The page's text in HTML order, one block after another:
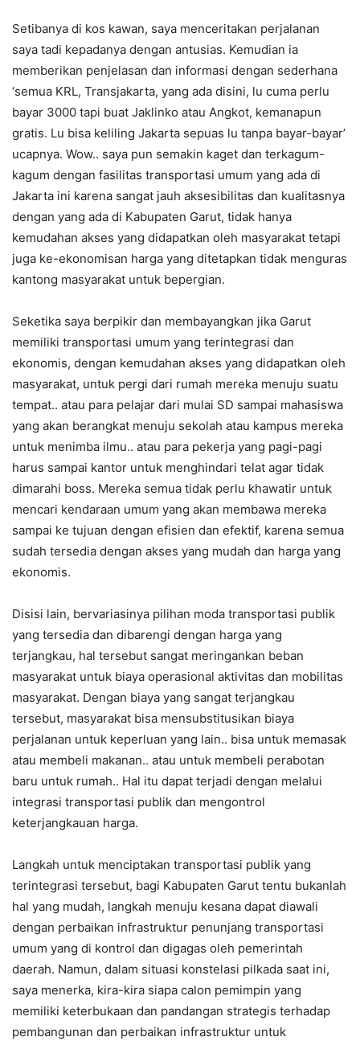
Setibanya di kos kawan, saya menceritakan perjalanan
saya tadi kepadanya dengan antusias. Kemudian ia
memberikan penjelasan dan informasi dengan sederhana
‘semua KRL, Transjakarta, yang ada disini, lu cuma perlu
bayar 3000 tapi buat Jaklinko atau Angkot, kemanapun
gratis. Lu bisa keliling Jakarta sepuas lu tanpa bayar-bayar’
ucapnya. Wow.. saya pun semakin kaget dan terkagum-
kagum dengan fasilitas transportasi umum yang ada di
Jakarta ini karena sangat jauh aksesibilitas dan kualitasnya
dengan yang ada di Kabupaten Garut, tidak hanya
kemudahan akses yang didapatkan oleh masyarakat tetapi
juga ke-ekonomisan harga yang ditetapkan tidak menguras
kantong masyarakat untuk bepergian.
Seketika saya berpikir dan membayangkan jika Garut
memiliki transportasi umum yang terintegrasi dan
ekonomis, dengan kemudahan akses yang didapatkan oleh
masyarakat, untuk pergi dari rumah mereka menuju suatu
tempat.. atau para pelajar dari mulai SD sampai mahasiswa
yang akan berangkat menuju sekolah atau kampus mereka
untuk menimba ilmu.. atau para pekerja yang pagi-pagi
harus sampai kantor untuk menghindari telat agar tidak
dimarahi boss. Mereka semua tidak perlu khawatir untuk
mencari kendaraan umum yang akan membawa mereka
sampai ke tujuan dengan efisien dan efektif, karena semua
sudah tersedia dengan akses yang mudah dan harga yang
ekonomis.
Disisi lain, bervariasinya pilihan moda transportasi publik
yang tersedia dan dibarengi dengan harga yang
terjangkau, hal tersebut sangat meringankan beban
masyarakat untuk biaya operasional aktivitas dan mobilitas
masyarakat. Dengan biaya yang sangat terjangkau
tersebut, masyarakat bisa mensubstitusikan biaya
perjalanan untuk keperluan yang lain.. bisa untuk memasak
atau membeli makanan.. atau untuk membeli perabotan
baru untuk rumah.. Hal itu dapat terjadi dengan melalui
integrasi transportasi publik dan mengontrol
keterjangkauan harga.
Langkah untuk menciptakan transportasi publik yang
terintegrasi tersebut, bagi Kabupaten Garut tentu bukanlah
hal yang mudah, langkah menuju kesana dapat diawali
dengan perbaikan infrastruktur penunjang transportasi
umum yang di kontrol dan digagas oleh pemerintah
daerah. Namun, dalam situasi konstelasi pilkada saat ini,
saya menerka, kira-kira siapa calon pemimpin yang
memiliki keterbukaan dan pandangan strategis terhadap
pembangunan dan perbaikan infrastruktur untuk